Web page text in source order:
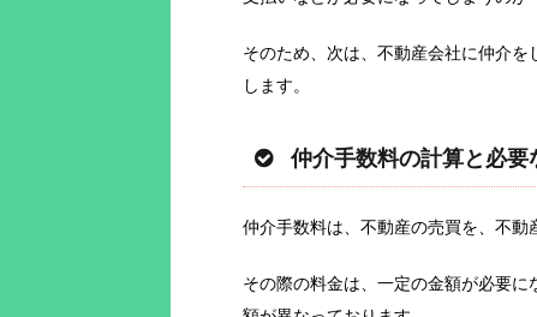
そのため、次は、不動産会社に仲介
します。
仲介手数料の計算と必要
仲介手数料は、不動産の売買を、不動
その際の料金は、一定の金額が必要